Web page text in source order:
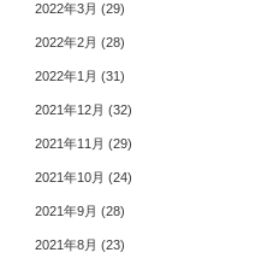
2022年3月 (29)
2022年2月 (28)
2022年1月 (31)
2021年12月 (32)
2021年11月 (29)
2021年10月 (24)
2021年9月 (28)
2021年8月 (23)